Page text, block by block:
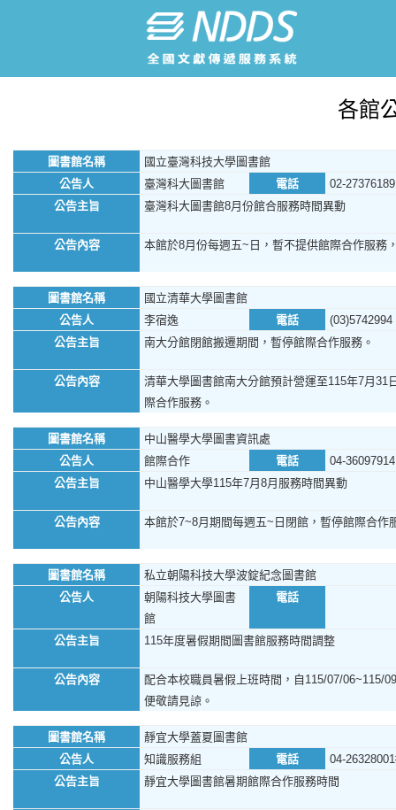
各館
圖書館名稱
國立臺灣科技大學圖書館
公告人
臺灣科大圖書館 電話
02-27376189
公告主旨
臺灣科大圖書館8月份館合服務時間異動
公告內容 本館於8月份每週五~日，暫不提供館際合作服務
圖書館名稱
國立清華大學圖書館
公告人
李宿逸 電話
(03)5742994
公告主旨
南大分館閉館搬遷期間，暫停館際合作服務。
公告內容
清華大學圖書館南大分館預計營運至115年7月
際合作服務。
圖書館名稱
中山醫學大學圖書資訊處
公告人
館際合作 電話
04-36097914
公告主旨
中山醫學大學115年7月8月服務時間異動
公告內容 本館於7~8月期間每週五~日閉館，暫停館際合作
圖書館名稱
私立朝陽科技大學波錠紀念圖書館
公告人
朝陽科技大學圖書
館
電話
公告主旨 115年度暑假期間圖書館服務時間調整
公告內容
配合本校職員暑假上班時間，自115/07/06~115/
便敬請見諒。
圖書館名稱
靜宜大學蓋夏圖書館
公告人
知識服務組 電話
04-
公告主旨
靜宜大學圖書館暑期館際合作服務時間